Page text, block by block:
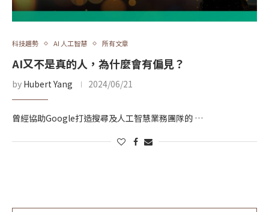
科技趨勢 AI 人工智慧 所有文章
AI又不是真的人，為什麼會有偏見？
by Hubert Yang 2024/06/21
曾經協助Google打造搜尋及人工智慧業務團隊的 …